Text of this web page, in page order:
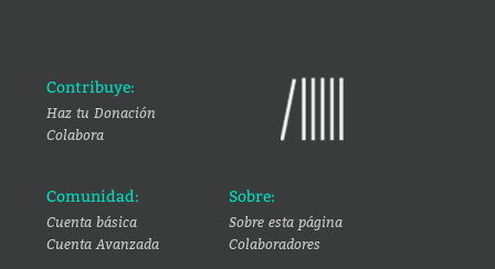
Contribuye:
Haz tu Donación
Colabora
Comunidad:
Cuenta básica
Cuenta Avanzada
Sobre:
Sobre esta página
Colaboradores